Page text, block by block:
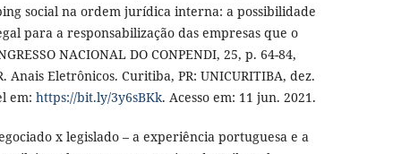
social na ordem jurídica interna: a possibilidade
para a responsabilização das empresas que o
NACIONAL DO CONPENDI, 25, p. 64-84,
Anais Eletrônicos. Curitiba, PR: UNICURITIBA, dez.
em: https://bit.ly/3y6sBKk. Acesso em: 11 jun. 2021.
x legislado – a experiência portuguesa e a